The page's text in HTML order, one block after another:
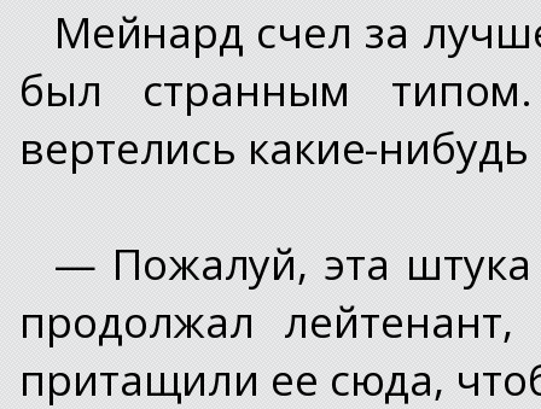
Мейнард счел за
был странным
вертелись какие-нибудь
— Пожалуй, эта
продолжал
притащили ее сюда,